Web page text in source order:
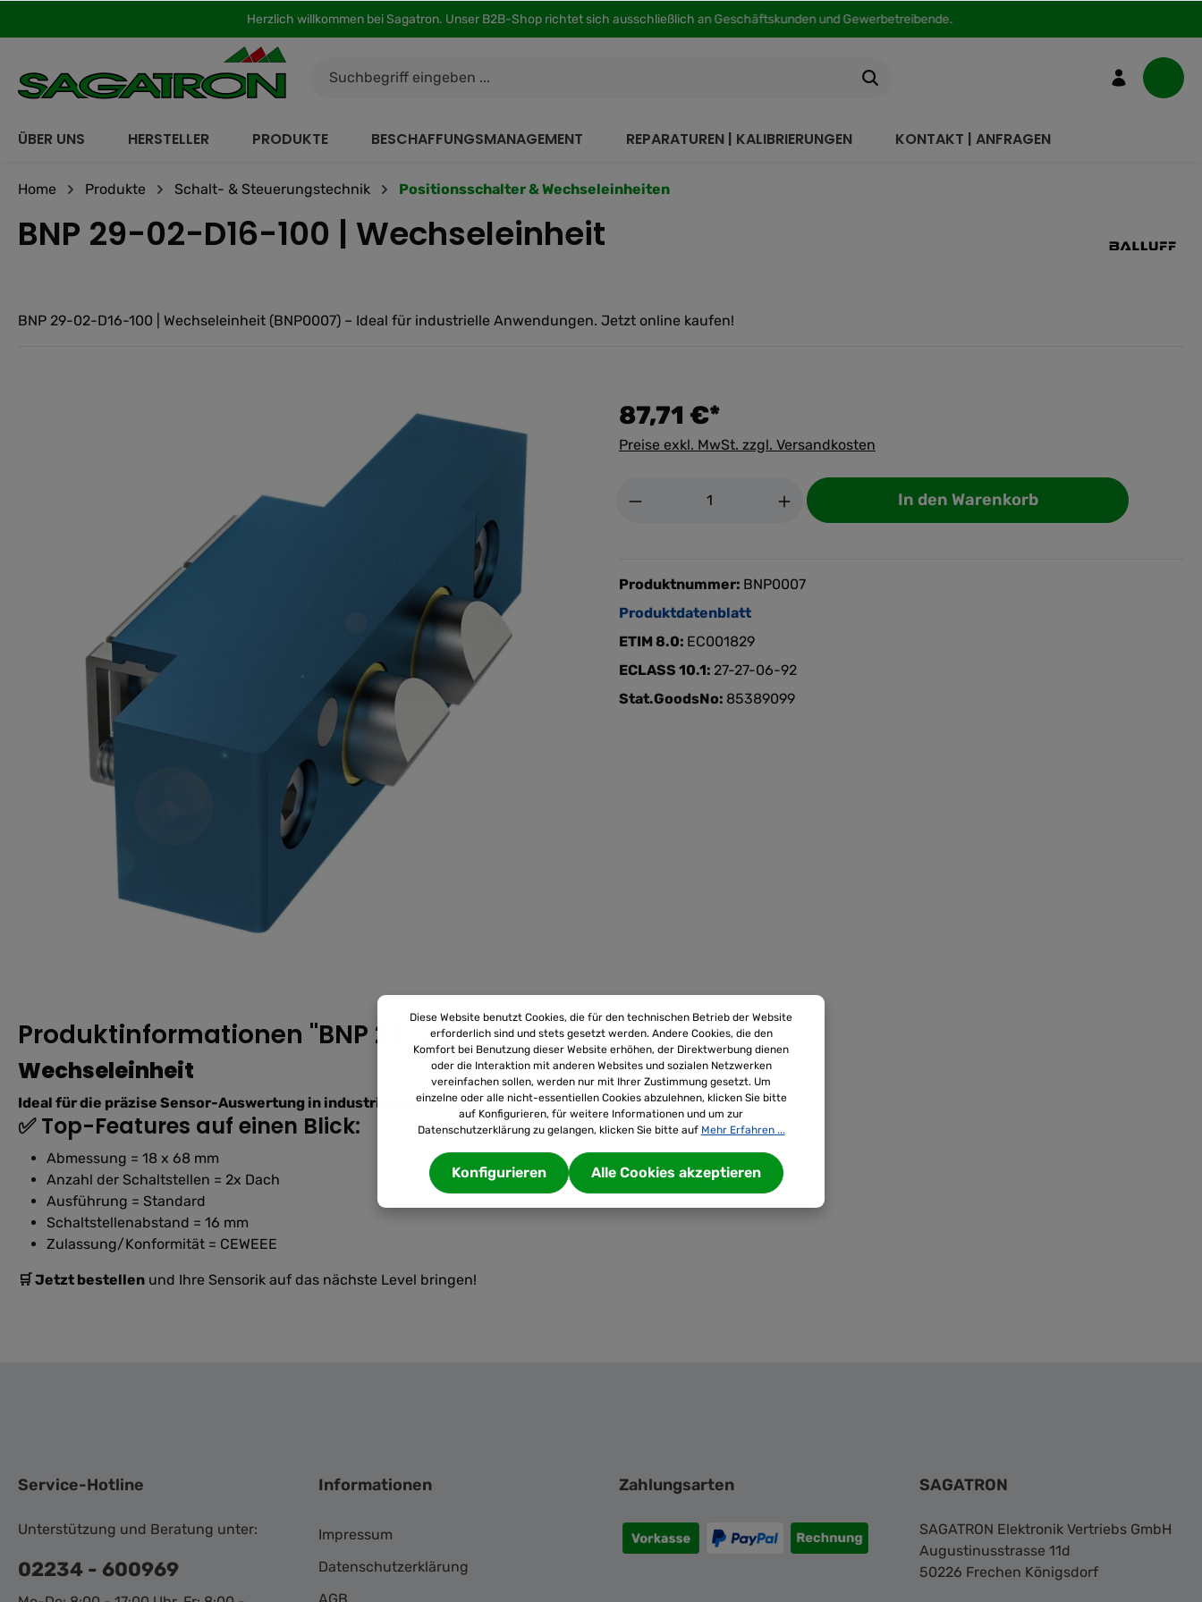
Herzlich willkommen bei Sagatron. Unser B2B-Shop richtet sich ausschließlich an Geschäftskunden und Gewerbetreibende.
ÜBER UNS HERSTELLER PRODUKTE BESCHAFFUNGSMANAGEMENT REPARATUREN | KALIBRIERUNGEN KONTAKT | ANFRAGEN
Home Produkte Schalt- & Steuerungstechnik Positionsschalter & Wechseleinheiten
BNP 29-02-D16-100 | Wechseleinheit
BNP 29-02-D16-100 | Wechseleinheit (BNP0007) – Ideal für industrielle Anwendungen. Jetzt online kaufen!
87,71 €*
Preise exkl. MwSt. zzgl. Versandkosten
In den Warenkorb
Produktnummer: BNP0007
Produktdatenblatt
ETIM 8.0: EC001829
ECLASS 10.1: 27-27-06-92
Stat.GoodsNo: 85389099
Produktinformationen "BNP 29-02-D16-100 | Wechseleinheit"
Wechseleinheit
Ideal für die präzise Sensor-Auswertung in industriellen Anwendungen
✅ Top-Features auf einen Blick:
Abmessung = 18 x 68 mm
Anzahl der Schaltstellen = 2x Dach
Ausführung = Standard
Schaltstellenabstand = 16 mm
Zulassung/Konformität = CEWEEE
🛒 Jetzt bestellen und Ihre Sensorik auf das nächste Level bringen!
SAGATRON
SAGATRON Elektronik Vertriebs GmbH
Augustinusstrasse 11d
50226 Frechen Königsdorf
Service-Hotline
Unterstützung und Beratung unter:
02234 - 600969
Informationen
Impressum
Datenschutzerklärung
Zahlungsarten
Diese Website benutzt Cookies, die für den technischen Betrieb der Website
erforderlich sind und stets gesetzt werden. Andere Cookies, die den
Komfort bei Benutzung dieser Website erhöhen, der Direktwerbung dienen
oder die Interaktion mit anderen Websites und sozialen Netzwerken
vereinfachen sollen, werden nur mit Ihrer Zustimmung gesetzt. Um
einzelne oder alle nicht-essentiellen Cookies abzulehnen, klicken Sie bitte
auf Konfigurieren, für weitere Informationen und um zur
Datenschutzerklärung zu gelangen, klicken Sie bitte auf Mehr Erfahren ...
Konfigurieren Alle Cookies akzeptieren